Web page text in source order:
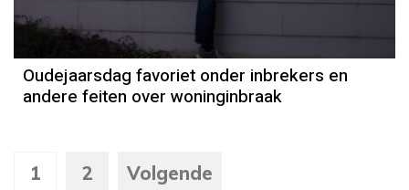
Oudejaarsdag favoriet onder inbrekers en
andere feiten over woninginbraak
1 2 Volgende